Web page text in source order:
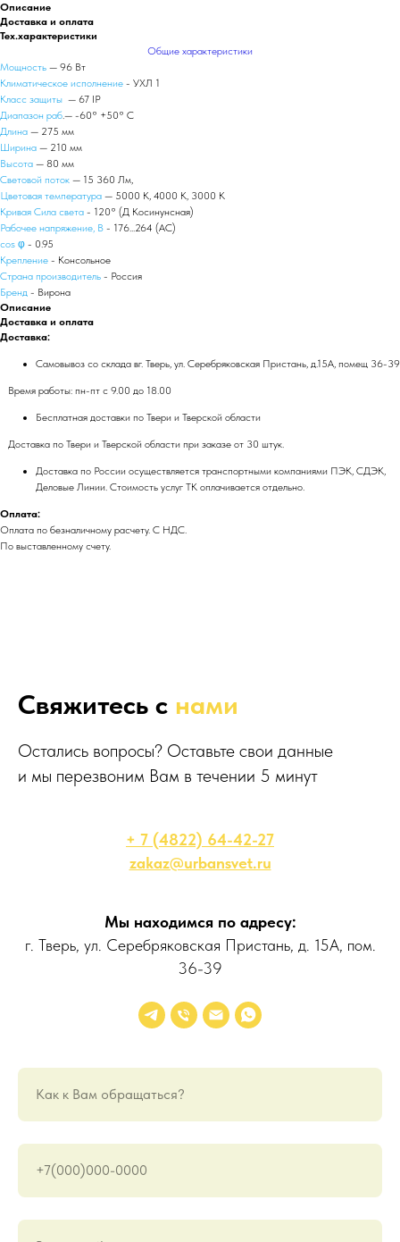
Описание
Доставка и оплата
Тех.характеристики
Общие характеристики
Мощность — 96 Вт
Климатическое исполнение - УХЛ 1
Класс защиты — 67 IP
Диапазон раб.— -60° +50° С
Длина — 275 мм
Ширина — 210 мм
Высота — 80 мм
Световой поток — 15 360 Лм,
Цветовая температура — 5000 К, 4000 К, 3000 К
Кривая Сила света - 120° (Д Косинунсная)
Рабочее напряжение, В - 176...264 (AС)
сos φ - 0.95
Крепление - Консольное
Страна производитель - Россия
Бренд - Вирона
Описание
Доставка и оплата
Доставка:
Самовывоз со склада вг. Тверь, ул. Серебряковская Пристань, д.15А, помещ 36-39
Время работы: пн-пт с 9.00 до 18.00
Бесплатная доставки по Твери и Тверской области
Доставка по Твери и Тверской области при заказе от 30 штук.
Доставка по России осуществляется транспортными компаниями ПЭК, СДЭК,
Деловые Линии. Стоимость услуг ТК оплачивается отдельно.
Оплата:
Оплата по безналичному расчету. С НДС.
По выставленному счету.
Свяжитесь с нами
Остались вопросы? Оставьте свои данные
и мы перезвоним Вам в течении 5 минут
+ 7 (4822) 64-42-27
zakaz@urbansvet.ru
Мы находимся по адресу:
г. Тверь, ул. Серебряковская Пристань, д. 15А, пом.
36-39
Как к Вам обращаться?
+7(000)000-0000